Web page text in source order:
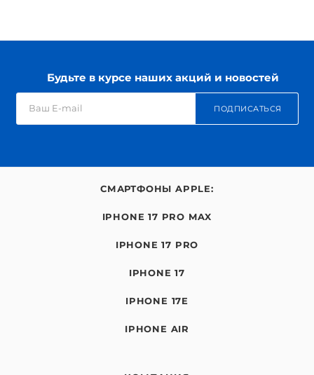
Будьте в курсе наших акций и новостей
ПОДПИСАТЬСЯ
СМАРТФОНЫ APPLE:
IPHONE 17 PRO MAX
IPHONE 17 PRO
IPHONE 17
IPHONE 17E
IPHONE AIR